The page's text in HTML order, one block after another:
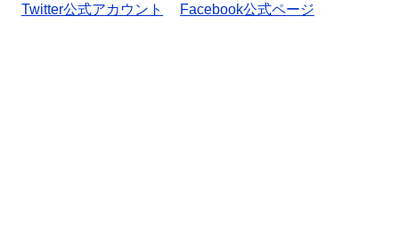
Twitter公式アカウント
Facebook公式ページ